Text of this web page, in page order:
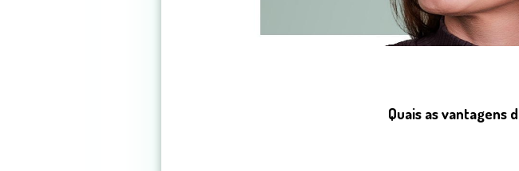
Quais as vantagens